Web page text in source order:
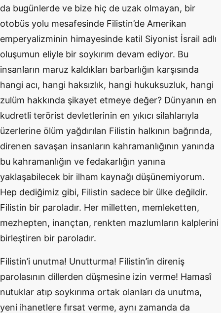
da bugünlerde ve bize hiç de uzak olmayan, bir
otobüs yolu mesafesinde Filistin’de Amerikan
emperyalizminin himayesinde katil Siyonist İsrail adlı
oluşumun eliyle bir soykırım devam ediyor. Bu
insanların maruz kaldıkları barbarlığın karşısında
hangi acı, hangi haksızlık, hangi hukuksuzluk, hangi
zulüm hakkında şikayet etmeye değer? Dünyanın en
kudretli terörist devletlerinin en yıkıcı silahlarıyla
üzerlerine ölüm yağdırılan Filistin halkının bağrında,
direnen savaşan insanların kahramanlığının yanında
bu kahramanlığın ve fedakarlığın yanına
yaklaşabilecek bir ilham kaynağı düşünemiyorum.
Hep dediğimiz gibi, Filistin sadece bir ülke değildir.
Filistin bir paroladır. Her milletten, memleketten,
mezhepten, inançtan, renkten mazlumların kalplerini
birleştiren bir paroladır.
Filistin’i unutma! Unutturma! Filistin’in direniş
parolasının dillerden düşmesine izin verme! Hamasî
nutuklar atıp soykırıma ortak olanları da unutma,
yeni ihanetlere fırsat verme, aynı zamanda da